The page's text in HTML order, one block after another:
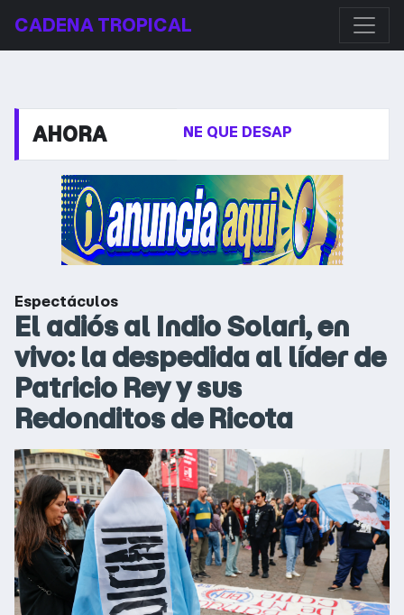
CADENA TROPICAL
AHORA
“ESTO TIENE QUE DESAPARECER”
Espectáculos
El adiós al Indio Solari, en
vivo: la despedida al líder de
Patricio Rey y sus
Redonditos de Ricota